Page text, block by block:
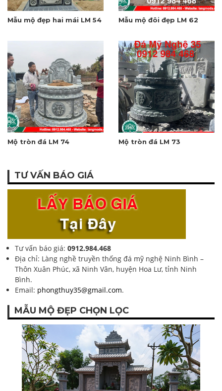
Mẫu mộ đẹp hai mái LM 54 Mẫu mộ đôi đẹp LM 62
Mộ tròn đá LM 74 Mộ tròn đá LM 73
TƯ VẤN BÁO GIÁ
Tư vấn báo giá: 0912.984.468
Địa chỉ: Làng nghề truyền thống đá mỹ nghệ Ninh Bình –
Thôn Xuân Phúc, xã Ninh Vân, huyện Hoa Lư, tỉnh Ninh
Bình.
Email: phongthuy35@gmail.com.
MẪU MỘ ĐẸP CHỌN LỌC